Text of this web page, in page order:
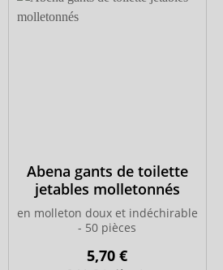
Abena gants de toilette
jetables molletonnés
en molleton doux et indéchirable
- 50 pièces
5,70 €